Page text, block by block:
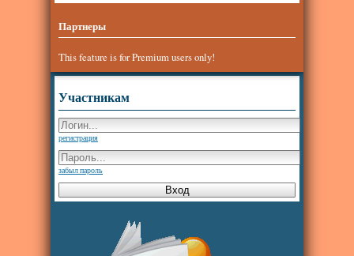
Партнеры
This feature is for Premium users only!
Участникам
регистрация
забыл пароль